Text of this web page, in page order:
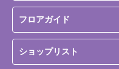
フロアガイド
ショップリスト